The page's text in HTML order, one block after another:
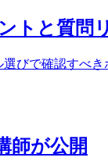
トと質問
びで確認すべ
師が公開